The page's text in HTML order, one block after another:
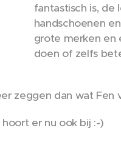
fantastisch is, de
handschoenen
grote merken en
doen of zelfs
zeggen dan wat Fen
er nu ook bij :-)